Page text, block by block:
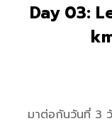
Day 03:
มาต่อกันวันที่ 3